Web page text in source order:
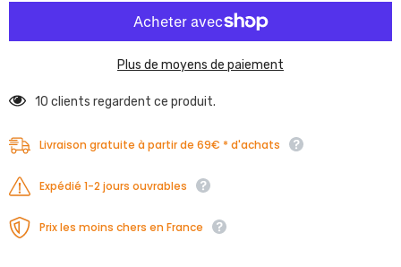
Plus de moyens de paiement
10 clients regardent ce produit.
Livraison gratuite à partir de 69€ * d'achats
Expédié 1-2 jours ouvrables
Prix les moins chers en France